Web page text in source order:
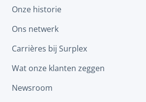
Onze historie
Ons netwerk
Carrières bij Surplex
Wat onze klanten zeggen
Newsroom